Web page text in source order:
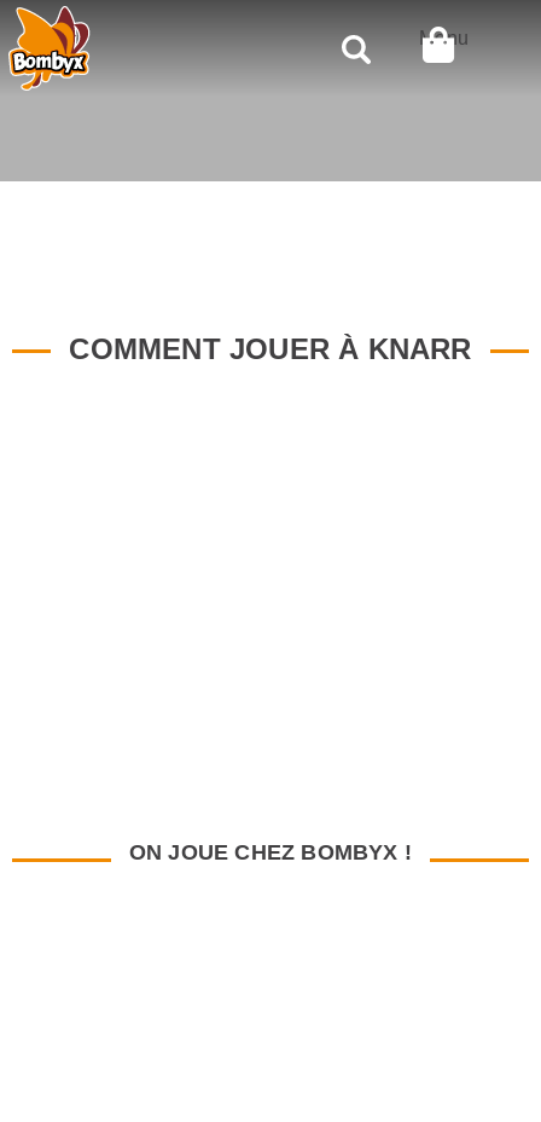
Menu
Rechercher
COMMENT JOUER À KNARR
ON JOUE CHEZ BOMBYX !